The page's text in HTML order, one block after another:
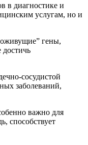
в диагностике и
услугам, но и
гены,
достичь
сосудистой
заболеваний,
важно для
способствует